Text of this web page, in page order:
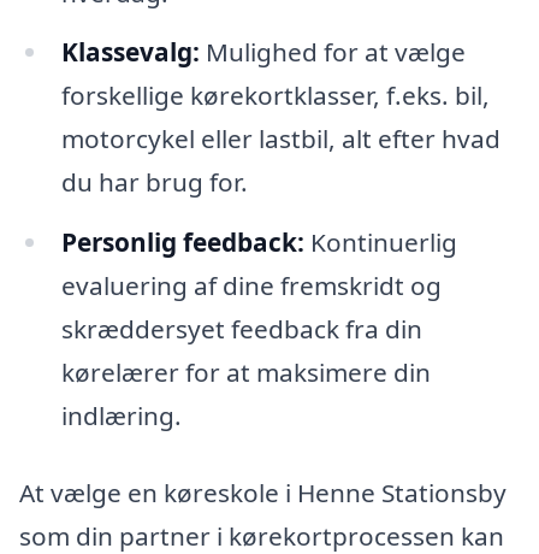
Klassevalg: Mulighed for at vælge
forskellige kørekortklasser, f.eks. bil,
motorcykel eller lastbil, alt efter hvad
du har brug for.
Personlig feedback: Kontinuerlig
evaluering af dine fremskridt og
skræddersyet feedback fra din
kørelærer for at maksimere din
indlæring.
At vælge en køreskole i Henne Stationsby
som din partner i kørekortprocessen kan